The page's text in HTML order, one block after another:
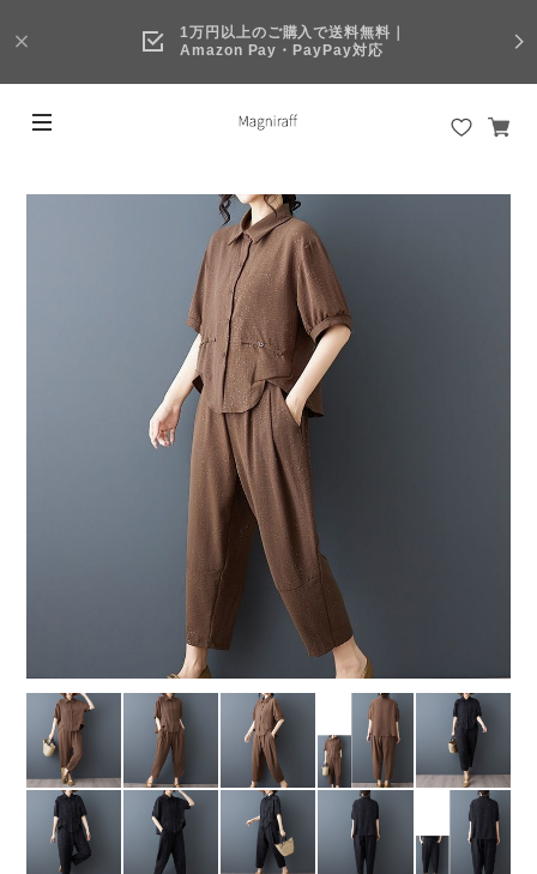
1万円以上のご購入で送料無料｜
Amazon Pay・PayPay対応